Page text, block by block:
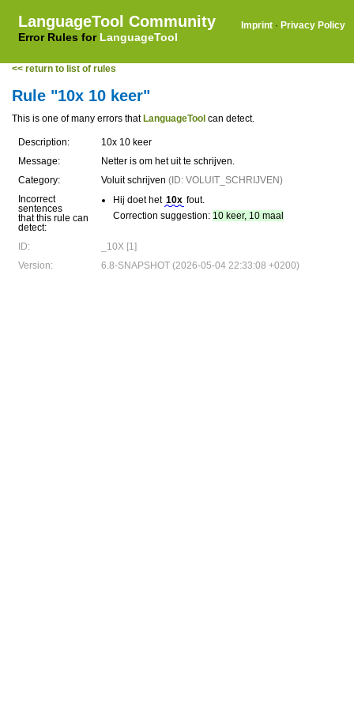
LanguageTool Community
Error Rules for LanguageTool
Imprint · Privacy Policy
<< return to list of rules
Rule "10x 10 keer"
This is one of many errors that LanguageTool can detect.
Description:
10x 10 keer
Message:
Netter is om het uit te schrijven.
Category:
Voluit schrijven (ID: VOLUIT_SCHRIJVEN)
Incorrect
sentences
that this rule can
detect:
Hij doet het 10x fout.
Correction suggestion: 10 keer, 10 maal
ID:
_10X [1]
Version:
6.8-SNAPSHOT (2026-05-04 22:33:08 +0200)